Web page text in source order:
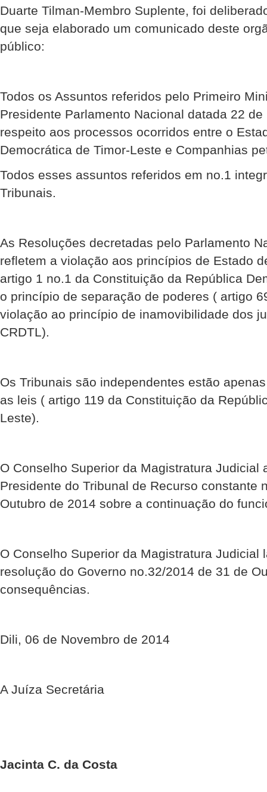
Duarte Tilman-Membro Suplente, foi
que seja elaborado um comunicado deste
público:
Todos os Assuntos referidos pelo Primeiro
Presidente Parlamento Nacional datada 22
respeito aos processos ocorridos entre o
Democrática de Timor-Leste e Companhias
Todos esses assuntos referidos em no.1
Tribunais.
As Resoluções decretadas pelo Parlamento
refletem a violação aos princípios de Estado
artigo 1 no.1 da Constituição da República
o princípio de separação de poderes ( artigo
violação ao princípio de inamovibilidade dos
CRDTL).
Os Tribunais são independentes estão
as leis ( artigo 119 da Constituição da
Leste).
O Conselho Superior da Magistratura Judicial
Presidente do Tribunal de Recurso constante
Outubro de 2014 sobre a continuação do
O Conselho Superior da Magistratura Judicial
resolução do Governo no.32/2014 de 31 de
consequências.
Dili, 06 de Novembro de 2014
A Juíza Secretária
Jacinta C. da Costa